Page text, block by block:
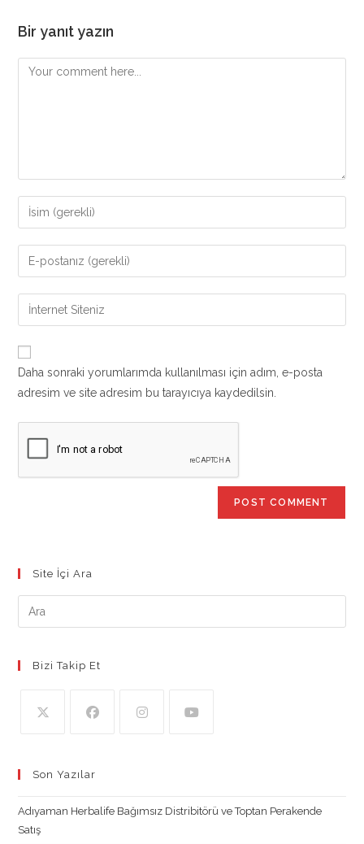
Bir yanıt yazın
Comment
Enter
your
name
comment
Enter
your
email
address
comment
Enter
your
website
Daha sonraki yorumlarımda kullanılması için adım, e-posta
adresim ve site adresim bu tarayıcıya kaydedilsin.
Site İçi Ara
Bizi Takip Et
a
new
tab
new
new
new
Son Yazılar
Adıyaman Herbalife Bağımsız Distribitörü ve Toptan Perakende
Satış